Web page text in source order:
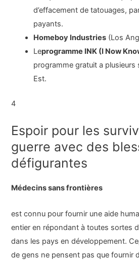
d’effacement de tatouages,
payants.
Homeboy Industries (Los
Leprogramme INK (I Now
programme gratuit a
Est.
4
Espoir pour les
guerre avec des
défigurantes
Médecins sans frontières
est connu pour fournir une aide
entier en répondant à toutes sortes
dans les pays en développement.
de gens ne pensent pas que fournir